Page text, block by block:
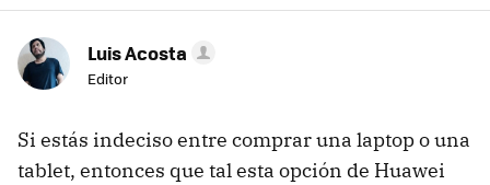
Luis Acosta
Editor
Si estás indeciso entre comprar una laptop o una
tablet, entonces que tal esta opción de Huawei